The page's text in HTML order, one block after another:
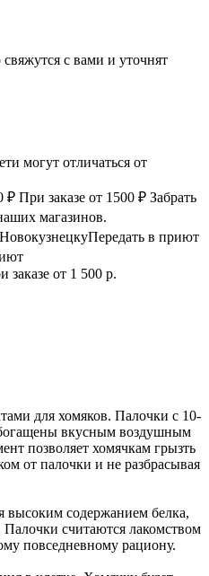
с вами и уточнят
могут отличаться от
₽ При заказе от 1500 ₽ Забрать
магазинов.
Передать в приют
заказе от 1 500 р.
для хомяков. Палочки с 10-
вкусным воздушным
позволяет хомячкам грызть
от палочки и не разбрасывая
высоким содержанием белка,
Палочки считаются лакомством
повседневному рациону.